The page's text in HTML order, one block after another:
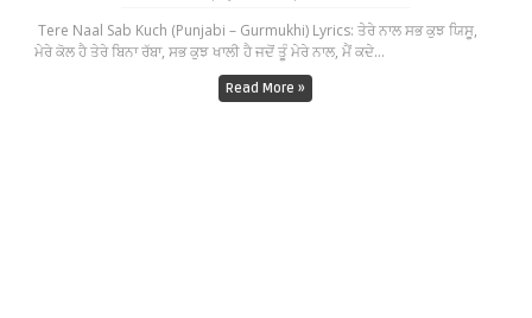
Tere Naal Sab Kuch (Punjabi – Gurmukhi) Lyrics: ਤੇਰੇ ਨਾਲ ਸਭ ਕੁਝ ਯਿਸੂ,
ਮੇਰੇ ਕੋਲ ਹੈ ਤੇਰੇ ਬਿਨਾ ਰੱਬਾ, ਸਭ ਕੁਝ ਖਾਲੀ ਹੈ ਜਦੋਂ ਤੂੰ ਮੇਰੇ ਨਾਲ, ਮੈਂ ਕਦੇ...
Read More »